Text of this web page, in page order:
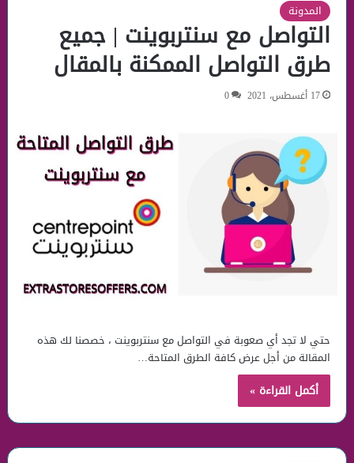
المدونة
التواصل مع سنتربوينت | جميع
طرق التواصل الممكنة بالمقال
17 أغسطس، 2021 0
حتي لا تجد أي صعوبة في التواصل مع سنتربوينت ، خصصنا لك هذه
المقالة من أجل عرض كافة الطرق المتاحة…
أكمل القراءة »